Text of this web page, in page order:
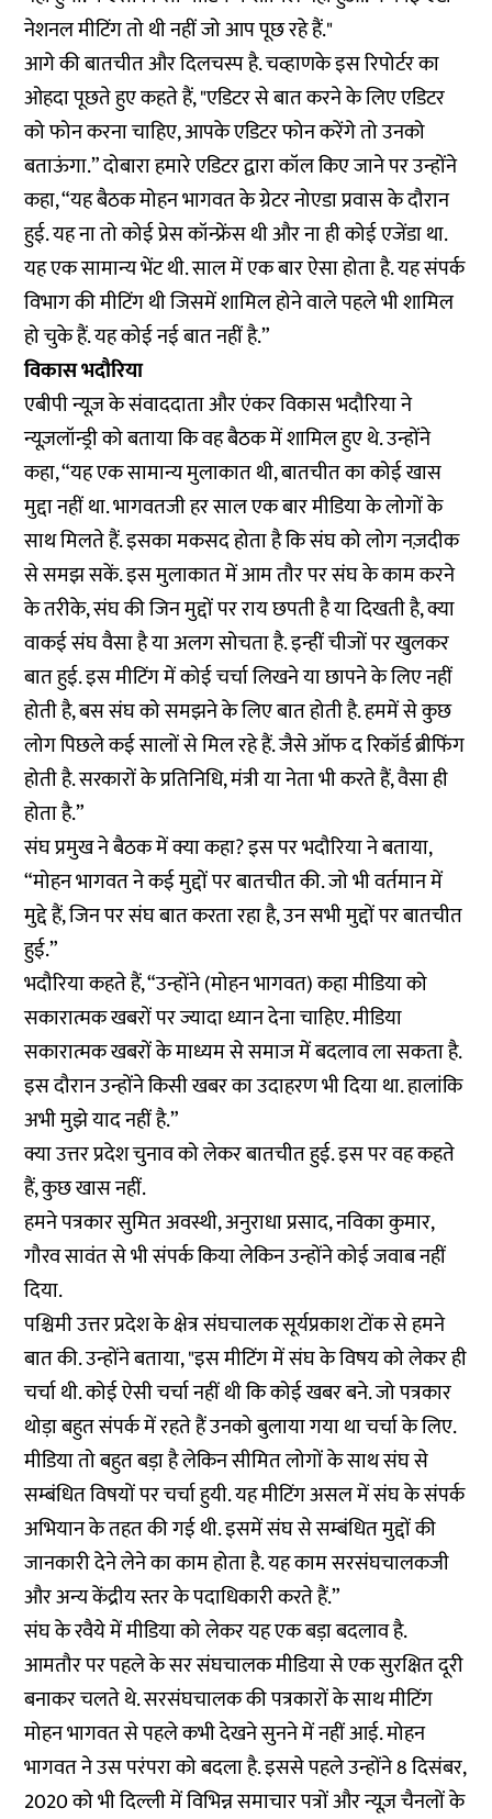
नेशनल मीटिंग तो थी नहीं जो आप पूछ रहे हैं."
आगे की बातचीत और दिलचस्प है. चव्हाणके इस रिपोर्टर का
ओहदा पूछते हुए कहते हैं, "एडिटर से बात करने के लिए एडिटर
को फोन करना चाहिए, आपके एडिटर फोन करेंगे तो उनको
बताऊंगा.” दोबारा हमारे एडिटर द्वारा कॉल किए जाने पर उन्होंने
कहा, “यह बैठक मोहन भागवत के ग्रेटर नोएडा प्रवास के दौरान
हुई. यह ना तो कोई प्रेस कॉन्फ्रेंस थी और ना ही कोई एजेंडा था.
यह एक सामान्य भेंट थी. साल में एक बार ऐसा होता है. यह संपर्क
विभाग की मीटिंग थी जिसमें शामिल होने वाले पहले भी शामिल
हो चुके हैं. यह कोई नई बात नहीं है.”
विकास भदौरिया
एबीपी न्यूज़ के संवाददाता और एंकर विकास भदौरिया ने
न्यूज़लॉन्ड्री को बताया कि वह बैठक में शामिल हुए थे. उन्होंने
कहा, “यह एक सामान्य मुलाकात थी, बातचीत का कोई खास
मुद्दा नहीं था. भागवतजी हर साल एक बार मीडिया के लोगों के
साथ मिलते हैं. इसका मकसद होता है कि संघ को लोग नज़दीक
से समझ सकें. इस मुलाकात में आम तौर पर संघ के काम करने
के तरीके, संघ की जिन मुद्दों पर राय छपती है या दिखती है, क्या
वाकई संघ वैसा है या अलग सोचता है. इन्हीं चीजों पर खुलकर
बात हुई. इस मीटिंग में कोई चर्चा लिखने या छापने के लिए नहीं
होती है, बस संघ को समझने के लिए बात होती है. हममें से कुछ
लोग पिछले कई सालों से मिल रहे हैं. जैसे ऑफ द रिकॉर्ड ब्रीफिंग
होती है. सरकारों के प्रतिनिधि, मंत्री या नेता भी करते हैं, वैसा ही
होता है.”
संघ प्रमुख ने बैठक में क्या कहा? इस पर भदौरिया ने बताया,
“मोहन भागवत ने कई मुद्दों पर बातचीत की. जो भी वर्तमान में
मुद्दे हैं, जिन पर संघ बात करता रहा है, उन सभी मुद्दों पर बातचीत
हुई.”
भदौरिया कहते हैं, “उन्होंने (मोहन भागवत) कहा मीडिया को
सकारात्मक खबरों पर ज्यादा ध्यान देना चाहिए. मीडिया
सकारात्मक खबरों के माध्यम से समाज में बदलाव ला सकता है.
इस दौरान उन्होंने किसी खबर का उदाहरण भी दिया था. हालांकि
अभी मुझे याद नहीं है.”
क्या उत्तर प्रदेश चुनाव को लेकर बातचीत हुई. इस पर वह कहते
हैं, कुछ खास नहीं.
हमने पत्रकार सुमित अवस्थी, अनुराधा प्रसाद, नविका कुमार,
गौरव सावंत से भी संपर्क किया लेकिन उन्होंने कोई जवाब नहीं
दिया.
पश्चिमी उत्तर प्रदेश के क्षेत्र संघचालक सूर्यप्रकाश टोंक से हमने
बात की. उन्होंने बताया, "इस मीटिंग में संघ के विषय को लेकर ही
चर्चा थी. कोई ऐसी चर्चा नहीं थी कि कोई खबर बने. जो पत्रकार
थोड़ा बहुत संपर्क में रहते हैं उनको बुलाया गया था चर्चा के लिए.
मीडिया तो बहुत बड़ा है लेकिन सीमित लोगों के साथ संघ से
सम्बंधित विषयों पर चर्चा हुयी. यह मीटिंग असल में संघ के संपर्क
अभियान के तहत की गई थी. इसमें संघ से सम्बंधित मुद्दों की
जानकारी देने लेने का काम होता है. यह काम सरसंघचालकजी
और अन्य केंद्रीय स्तर के पदाधिकारी करते हैं.”
संघ के रवैये में मीडिया को लेकर यह एक बड़ा बदलाव है.
आमतौर पर पहले के सर संघचालक मीडिया से एक सुरक्षित दूरी
बनाकर चलते थे. सरसंघचालक की पत्रकारों के साथ मीटिंग
मोहन भागवत से पहले कभी देखने सुनने में नहीं आई. मोहन
भागवत ने उस परंपरा को बदला है. इससे पहले उन्होंने8 दिसंबर,
2020को भी दिल्ली में विभिन्न समाचार पत्रों और न्यूज़ चैनलों के